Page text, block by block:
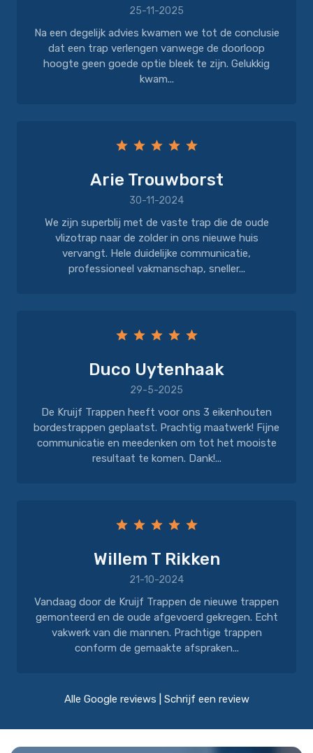
25-11-2025
Na een degelijk advies kwamen we tot de conclusie
dat een trap verlengen vanwege de doorloop
hoogte geen goede optie bleek te zijn. Gelukkig
kwam...
Arie Trouwborst
30-11-2024
We zijn superblij met de vaste trap die de oude
vlizotrap naar de zolder in ons nieuwe huis
vervangt. Hele duidelijke communicatie,
professioneel vakmanschap, sneller...
Duco Uytenhaak
29-5-2025
De Kruijf Trappen heeft voor ons 3 eikenhouten
bordestrappen geplaatst. Prachtig maatwerk! Fijne
communicatie en meedenken om tot het mooiste
resultaat te komen. Dank!...
Willem T Rikken
21-10-2024
Vandaag door de Kruijf Trappen de nieuwe trappen
gemonteerd en de oude afgevoerd gekregen. Echt
vakwerk van die mannen. Prachtige trappen
conform de gemaakte afspraken...
Alle Google reviews Schrijf een review